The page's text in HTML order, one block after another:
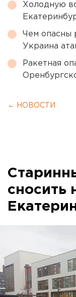
Холодную
Чем опасны
Украина
Ракетная
← НОВОСТИ
сносить